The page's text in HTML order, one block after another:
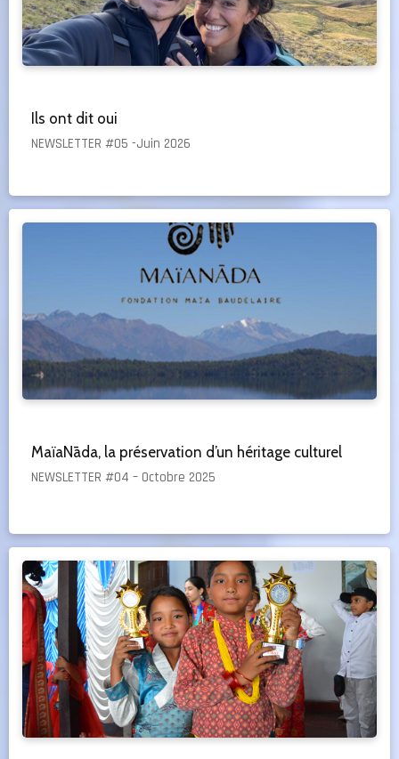
Ils ont dit oui
NEWSLETTER #05 -Juin 2026
MaïaNāda, la préservation d’un héritage culturel
NEWSLETTER #04 – Octobre 2025